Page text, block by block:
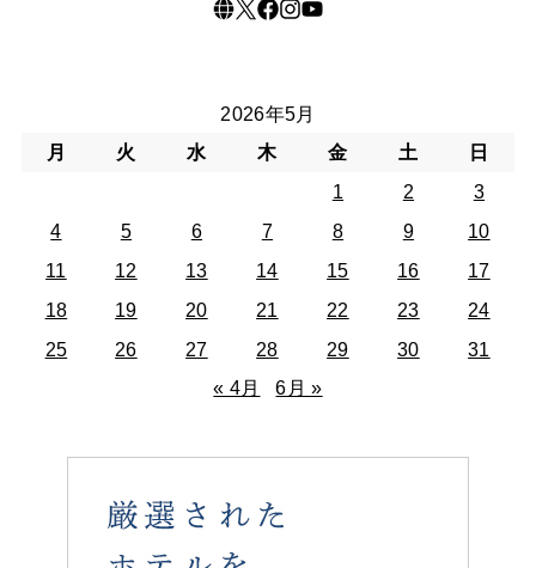
2026年5月
月
火 水 木 金 土
日
1
2
3
4
5 6 7 8 9
10
11
12 13 14 15 16
17
18
19 20 21 22 23
24
25
26 27 28 29 30
31
« 4月
6月 »